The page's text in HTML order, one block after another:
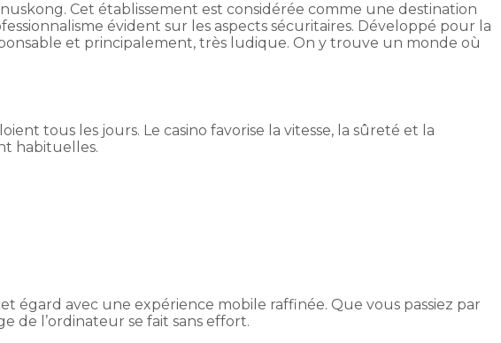
Cet établissement est considérée comme une destination
évident sur les aspects sécuritaires. Développé pour la
et principalement, très ludique. On y trouve un monde où
tous les jours. Le casino favorise la vitesse, la sûreté et la
habituelles.
égard avec une expérience mobile raffinée. Que vous passiez par
de l’ordinateur se fait sans effort.